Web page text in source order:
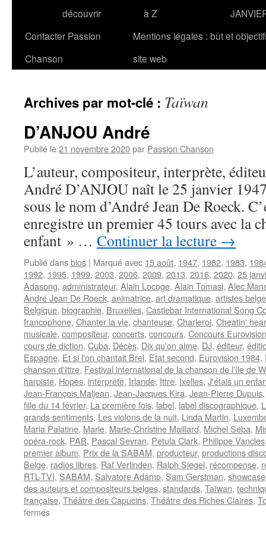
découvrir
à Z
Contacter Passion
Chanson
Mentions légales : but et
site web
Archives par mot-clé : Taïwan
D’ANJOU André
Publié le21 novembre 2020par Passion Chanson
L’auteur, compositeur, interprète,
André D’ANJOU naît le 25 janvier
sous le nom d’André Jean De Roeck.
enregistre un premier 45 tours avec la
enfant » … Continuer la lecture →
Publié dansbios | Marqué avec 15 août, 1947, 1982, 1983,
1992, 1995, 1999, 2003, 2006, 2009, 2013, 2016, 2020, 25
Adasong, administrateur, Alain Locoge, Alain Tomasi, Alec
André Jean De Roeck, animatrice, art dramatique, artistes
Belgique, biographie, Bruxelles, Castlebar International Song
francophone, Chanter la vie, chanteuse, Charleroi, Cheatin'
musicale, compositeur, concerts, concours, Concours
cours de diction, Cuba, Décès, Dix qu'on aime, DJ, éditeur,
Espagne, Et si l'on chantait Brel, Etat second, Eurovision 1984,
chanson d'Ittre, Festival international de la chanson de l'île de
harpiste, Hopes, interprète, Irlande, Ittre, Ixelles, J'étais un
Jean-François Maljean, Jean-Jacques Kira, Jean-Pierre Dupuis
fille du 14 février, La première fois, label, label discographique,
grands sentiments, Les violons de la nuit, Linda Martin,
Maria Palatine, Marie, Marie-Christine Maillard, Michel Seba,
opéra-rock, PAB, Pascal Sevran, Petula Clark, Philippe Vancles
premier album, Prix de la SABAM, producteur, productions
Belge, radios libres, Raf Verlinden, Ralph Siegel, récompense,
RTL-TVI, SABAM, Salvatore Adamo, Sam Gerstman, showcase
des auteurs et compositeurs belges, standards, Taïwan,
française, Théâtre des Capucins, Théâtre des Riches Claires,
ferméssur